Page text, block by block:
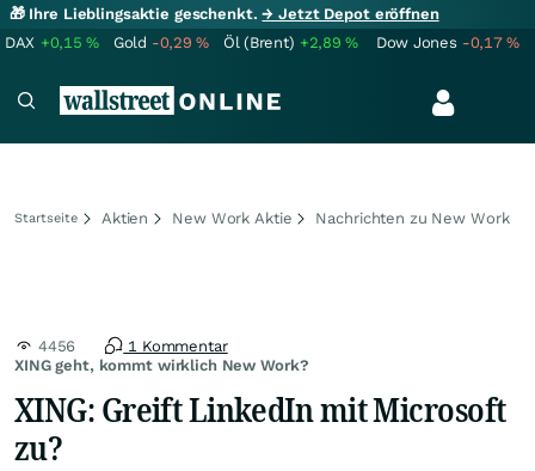
🎁 Ihre Lieblingsaktie geschenkt.→ Jetzt Depot eröffnen
DAX +0,15% Gold -0,29% Öl (Brent) +2,89% Dow Jones -0,17%
Startseite Aktien New Work Aktie Nachrichten zu New Work
XING geht, kommt wirklich New Work?
4456 1 Kommentar
XING: Greift LinkedIn mit Microsoft
zu?